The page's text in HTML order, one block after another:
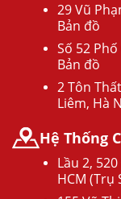
29 Vũ
Bản đồ
Số 52
Bản đồ
2 Tôn
Liêm, Hà
Hệ Thống
Lầu 2,
HCM (Trụ